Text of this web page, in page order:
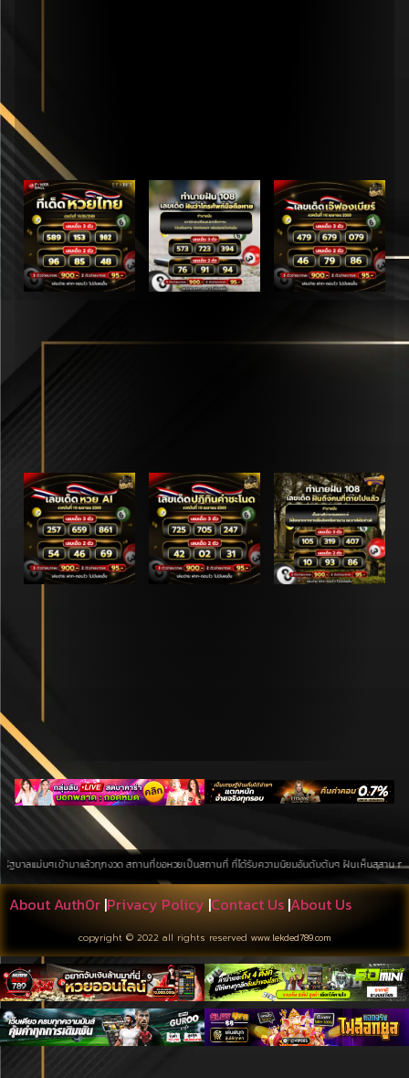
ม่นๆเข้ามาแล้วทุกงวด สถานที่ขอหวยเป็นสถานที่ ที่ได้รับความนิยมอันดับต้นๆ ฝันเห็นสุสาน กา
About Auth0r |Privacy Policy|Contact Us |About Us
copyright © 2022 all rights reserved www.lekded789.com